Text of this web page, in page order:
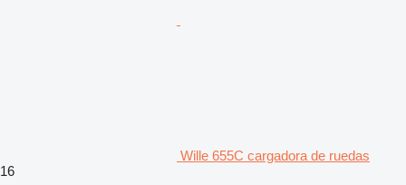
Wille 655C cargadora de ruedas
16